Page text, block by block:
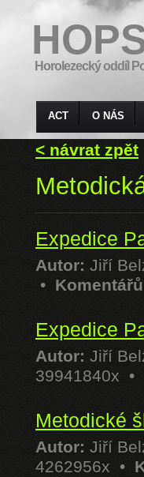
Horolezecký oddíl
ACT O NÁS
< návrat zpět
Expedice
Autor: Jiří
•
Expedice
Autor: Jiří
39941840x •
Metodické
Autor: Jiří
4262956x •